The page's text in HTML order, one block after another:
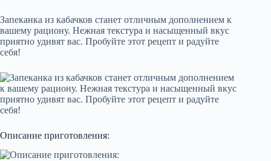
Запеканка из кабачков станет отличным дополнением к
вашему рациону. Нежная текстура и насыщенный вкус
приятно удивят вас. Пробуйте этот рецепт и радуйте
себя!
Описание приготовления: